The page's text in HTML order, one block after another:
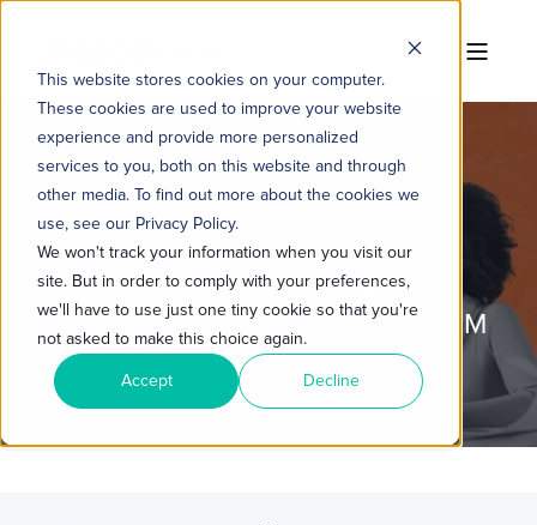
This website stores cookies on your computer.
These cookies are used to improve your website
experience and provide more personalized
services to you, both on this website and through
other media. To find out more about the cookies we
use, see our Privacy Policy.
We won't track your information when you visit our
site. But in order to comply with your preferences,
we'll have to use just one tiny cookie so that you're
not asked to make this choice again.
Accept Decline
1 MIN READ
GESTÃO DE RELACIONAMENTO
COM O CLIENTE: MIGRE PARA UM
CRM INTELIGENTE